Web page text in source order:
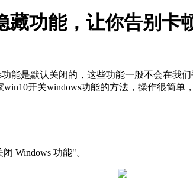
藏功能，让你告别卡
能是默认关闭的，这些功能一般不会在我
开关windows功能的方法，操作很简单
Windows 功能"。